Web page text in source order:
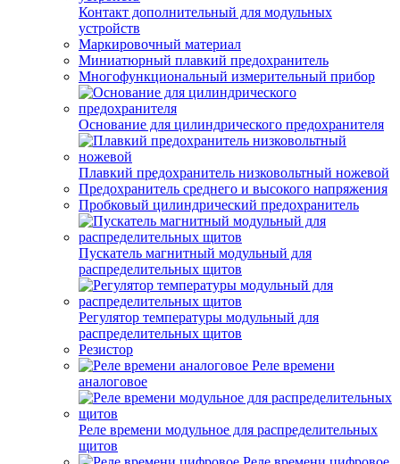
Контакт дополнительный для модульных
устройств
Маркировочный материал
Миниатюрный плавкий предохранитель
Многофункциональный измерительный прибор
Основание для цилиндрического предохранителя
Плавкий предохранитель низковольтный ножевой
Предохранитель среднего и высокого напряжения
Пробковый цилиндрический предохранитель
Пускатель магнитный модульный для
распределительных щитов
Регулятор температуры модульный для
распределительных щитов
Резистор
Реле времени
аналоговое
Реле времени модульное для распределительных
щитов